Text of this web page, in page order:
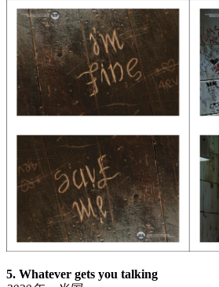
5. Whatever gets you talking